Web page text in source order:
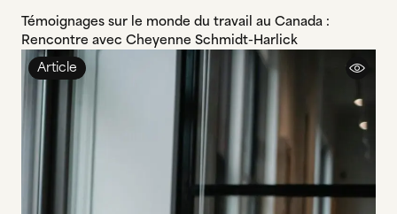
Témoignages sur le monde du travail au Canada :
Rencontre avec Cheyenne Schmidt-Harlick
Article